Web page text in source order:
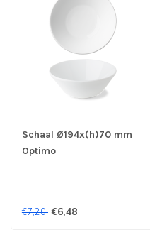
Schaal Ø194x(h)70 mm
Optimo
€7,20 €6,48